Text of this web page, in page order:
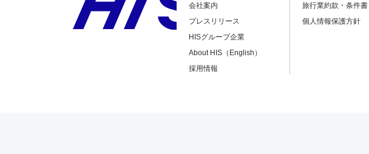
会社案内
プレスリリース
HISグループ企業
About HIS（English）
採用情報
旅行業約款・条件書
個人情報保護方針